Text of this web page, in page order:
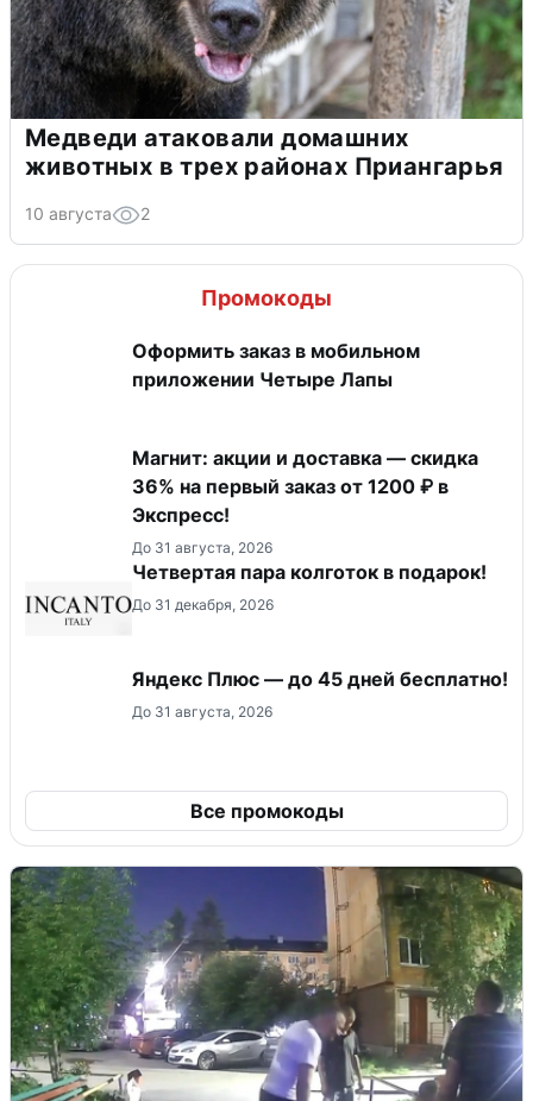
Медведи атаковали домашних
животных в трех районах Приангарья
10 августа 2
Промокоды
Оформить заказ в мобильном
приложении Четыре Лапы
Магнит: акции и доставка — скидка
36% на первый заказ от 1200 ₽ в
Экспресс!
До 31 августа, 2026
Четвертая пара колготок в подарок!
До 31 декабря, 2026
Яндекс Плюс — до 45 дней бесплатно!
До 31 августа, 2026
Все промокоды